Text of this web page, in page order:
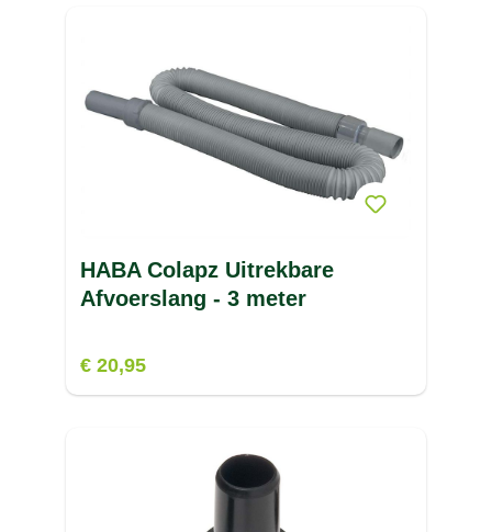
HABA Colapz Uitrekbare
Afvoerslang - 3 meter
€ 20,95